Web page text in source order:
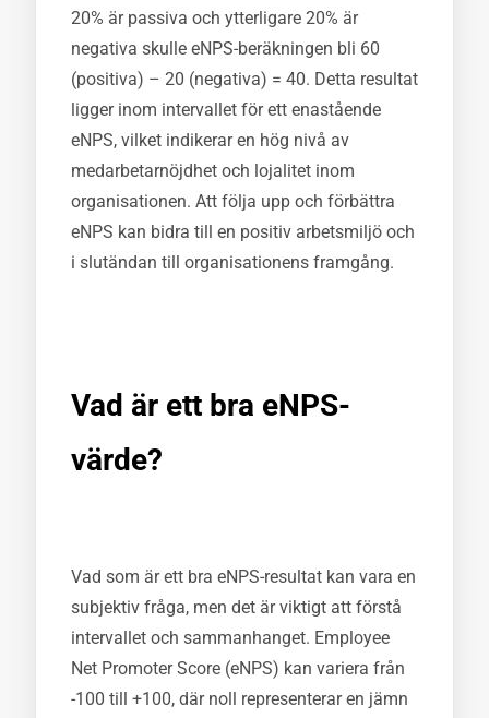
20% är passiva och ytterligare 20% är
negativa skulle eNPS-beräkningen bli 60
(positiva) – 20 (negativa) = 40. Detta resultat
ligger inom intervallet för ett enastående
eNPS, vilket indikerar en hög nivå av
medarbetarnöjdhet och lojalitet inom
organisationen. Att följa upp och förbättra
eNPS kan bidra till en positiv arbetsmiljö och
i slutändan till organisationens framgång.
Vad är ett bra eNPS-
värde?
Vad som är ett bra eNPS-resultat kan vara en
subjektiv fråga, men det är viktigt att förstå
intervallet och sammanhanget. Employee
Net Promoter Score (eNPS) kan variera från
-100 till +100, där noll representerar en jämn